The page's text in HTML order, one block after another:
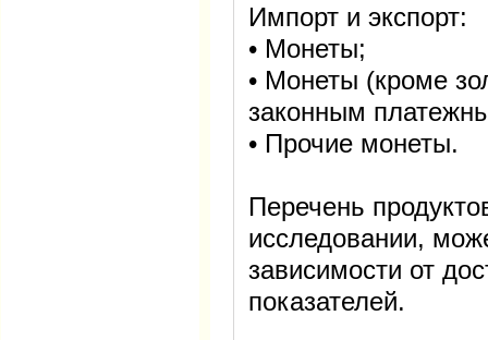
Импорт и экспорт:
• Монеты;
• Монеты (кроме
законным
• Прочие монеты.
Перечень
исследовании,
зависимости от
показателей.